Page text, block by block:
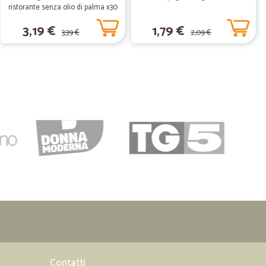
Unica nota è che dal telefono non mi faceva
dopo 3 giorni a fare la ordine. Il ricevuto era
ristorante senza olio di palma x30
3,19 € 3,39 € 1,79 € 2,09 €